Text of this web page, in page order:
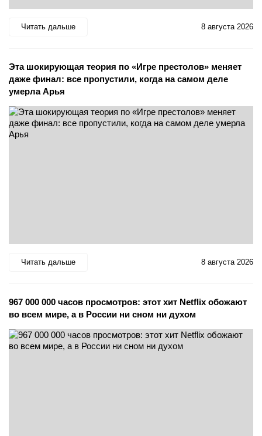
Читать дальше 8 августа 2026
Эта шокирующая теория по «Игре престолов» меняет
даже финал: все пропустили, когда на самом деле
умерла Арья
Читать дальше 8 августа 2026
967 000 000 часов просмотров: этот хит Netflix обожают
во всем мире, а в России ни сном ни духом